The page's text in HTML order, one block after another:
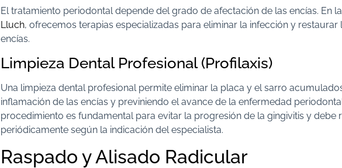
El tratamiento periodontal depende del grado de afectación de las encías. En la
Lluch, ofrecemos terapias especializadas para eliminar la infección y restaurar
encías.
Limpieza Dental Profesional (Profilaxis)
Una limpieza dental profesional permite eliminar la placa y el sarro
inflamación de las encías y previniendo el avance de la enfermedad
procedimiento es fundamental para evitar la progresión de la gingivitis y debe
periódicamente según la indicación del especialista.
Raspado y Alisado Radicular